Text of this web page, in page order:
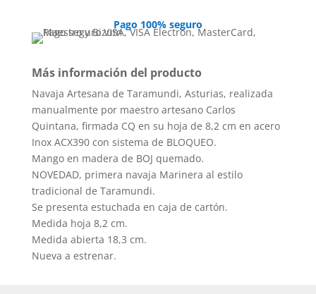
Pago 100% seguro
Más información del producto
Navaja Artesana de Taramundi, Asturias, realizada
manualmente por maestro artesano Carlos
Quintana, firmada CQ en su hoja de 8,2 cm en acero
Inox ACX390 con sistema de BLOQUEO.
Mango en madera de BOJ quemado.
NOVEDAD, primera navaja Marinera al estilo
tradicional de Taramundi.
Se presenta estuchada en caja de cartón.
Medida hoja 8,2 cm.
Medida abierta 18,3 cm.
Nueva a estrenar.